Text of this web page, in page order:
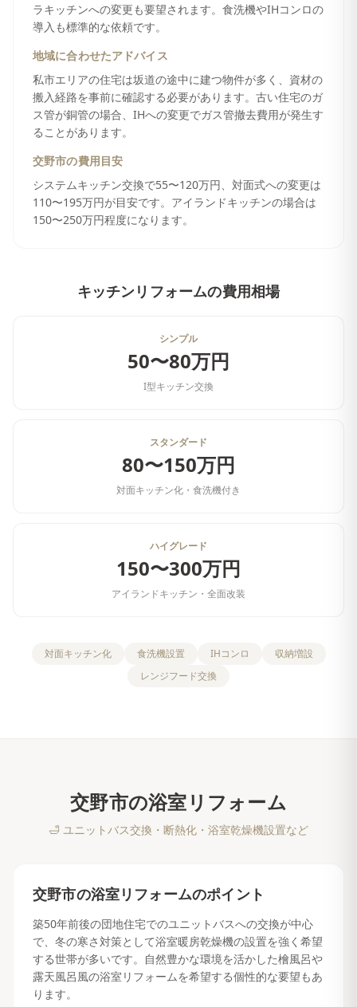
ラキッチンへの変更も要望されます。食洗機やIHコンロの
導入も標準的な依頼です。
地域に合わせたアドバイス
私市エリアの住宅は坂道の途中に建つ物件が多く、資材の
搬入経路を事前に確認する必要があります。古い住宅のガ
ス管が銅管の場合、IHへの変更でガス管撤去費用が発生す
ることがあります。
交野市の費用目安
システムキッチン交換で55〜120万円、対面式への変更は
110〜195万円が目安です。アイランドキッチンの場合は
150〜250万円程度になります。
キッチンリフォームの費用相場
シンプル
50〜80万円
I型キッチン交換
スタンダード
80〜150万円
対面キッチン化・食洗機付き
ハイグレード
150〜300万円
アイランドキッチン・全面改装
対面キッチン化 食洗機設置 IHコンロ
収納増設
レンジフード交換
交野市の浴室リフォーム
🛁 ユニットバス交換・断熱化・浴室乾燥機設置など
交野市の浴室リフォームのポイント
築50年前後の団地住宅でのユニットバスへの交換が中心
で、冬の寒さ対策として浴室暖房乾燥機の設置を強く希望
する世帯が多いです。自然豊かな環境を活かした檜風呂や
露天風呂風の浴室リフォームを希望する個性的な要望もあ
ります。